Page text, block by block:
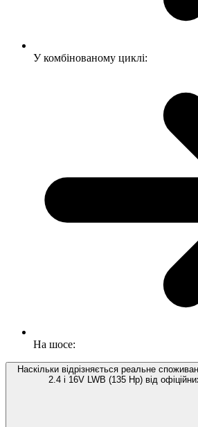
У комбінованому циклі:
На шосе:
Наскільки відрізняється реальне
2.4 i 16V LWB (135 Hp) від